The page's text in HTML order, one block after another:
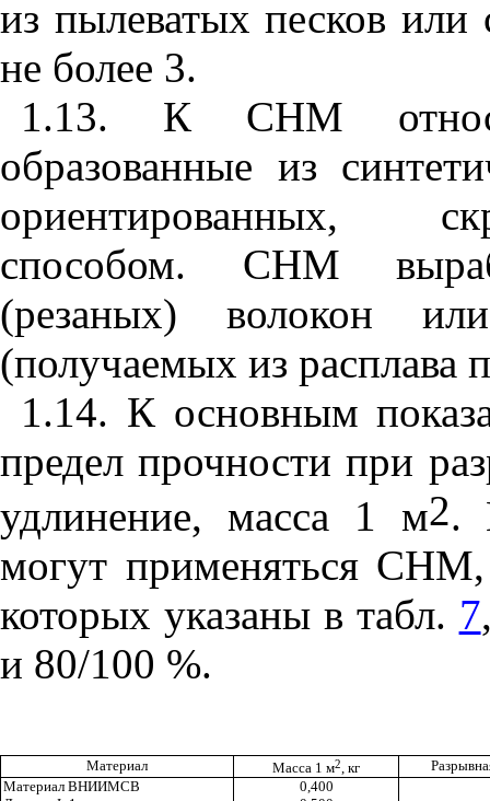
из пылеватых песков или
не более 3.
1.13. К СНМ
образованные из
ориентированных, ск
способом. СНМ
(резаных) волокон
(получаемых из расплава
1.14. К основным
предел прочности при
удлинение, масса 1 м2.
могут применяться
которых указаны в табл. 7
и 80/100 %.
Материал Масса 1 м2, кг Разрывна
Материал ВНИИМСВ
0,400